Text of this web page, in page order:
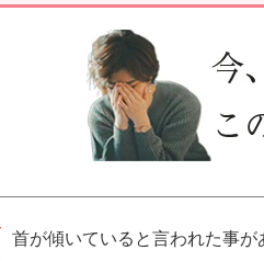
首が傾いていると言われた事が